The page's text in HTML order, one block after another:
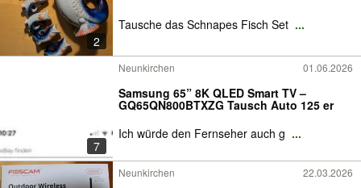
2
Tausche das Schnapes Fisch Set ...
7
Neunkirchen 01.06.2026
Samsung 65” 8K QLED Smart TV –
GQ65QN800BTXZG Tausch Auto 125 er
Ich würde den Fernseher auch g ...
Neunkirchen 22.03.2026